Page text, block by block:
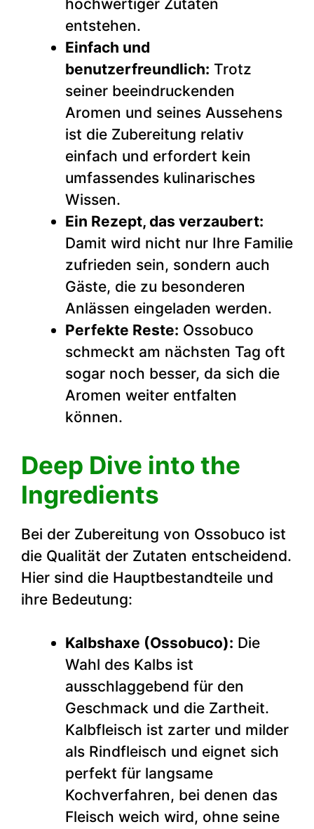
hochwertiger Zutaten
entstehen.
Einfach und
benutzerfreundlich: Trotz
seiner beeindruckenden
Aromen und seines Aussehens
ist die Zubereitung relativ
einfach und erfordert kein
umfassendes kulinarisches
Wissen.
Ein Rezept, das verzaubert:
Damit wird nicht nur Ihre Familie
zufrieden sein, sondern auch
Gäste, die zu besonderen
Anlässen eingeladen werden.
Perfekte Reste: Ossobuco
schmeckt am nächsten Tag oft
sogar noch besser, da sich die
Aromen weiter entfalten
können.
Deep Dive into the
Ingredients
Bei der Zubereitung von Ossobuco ist
die Qualität der Zutaten entscheidend.
Hier sind die Hauptbestandteile und
ihre Bedeutung:
Kalbshaxe (Ossobuco): Die
Wahl des Kalbs ist
ausschlaggebend für den
Geschmack und die Zartheit.
Kalbfleisch ist zarter und milder
als Rindfleisch und eignet sich
perfekt für langsame
Kochverfahren, bei denen das
Fleisch weich wird, ohne seine